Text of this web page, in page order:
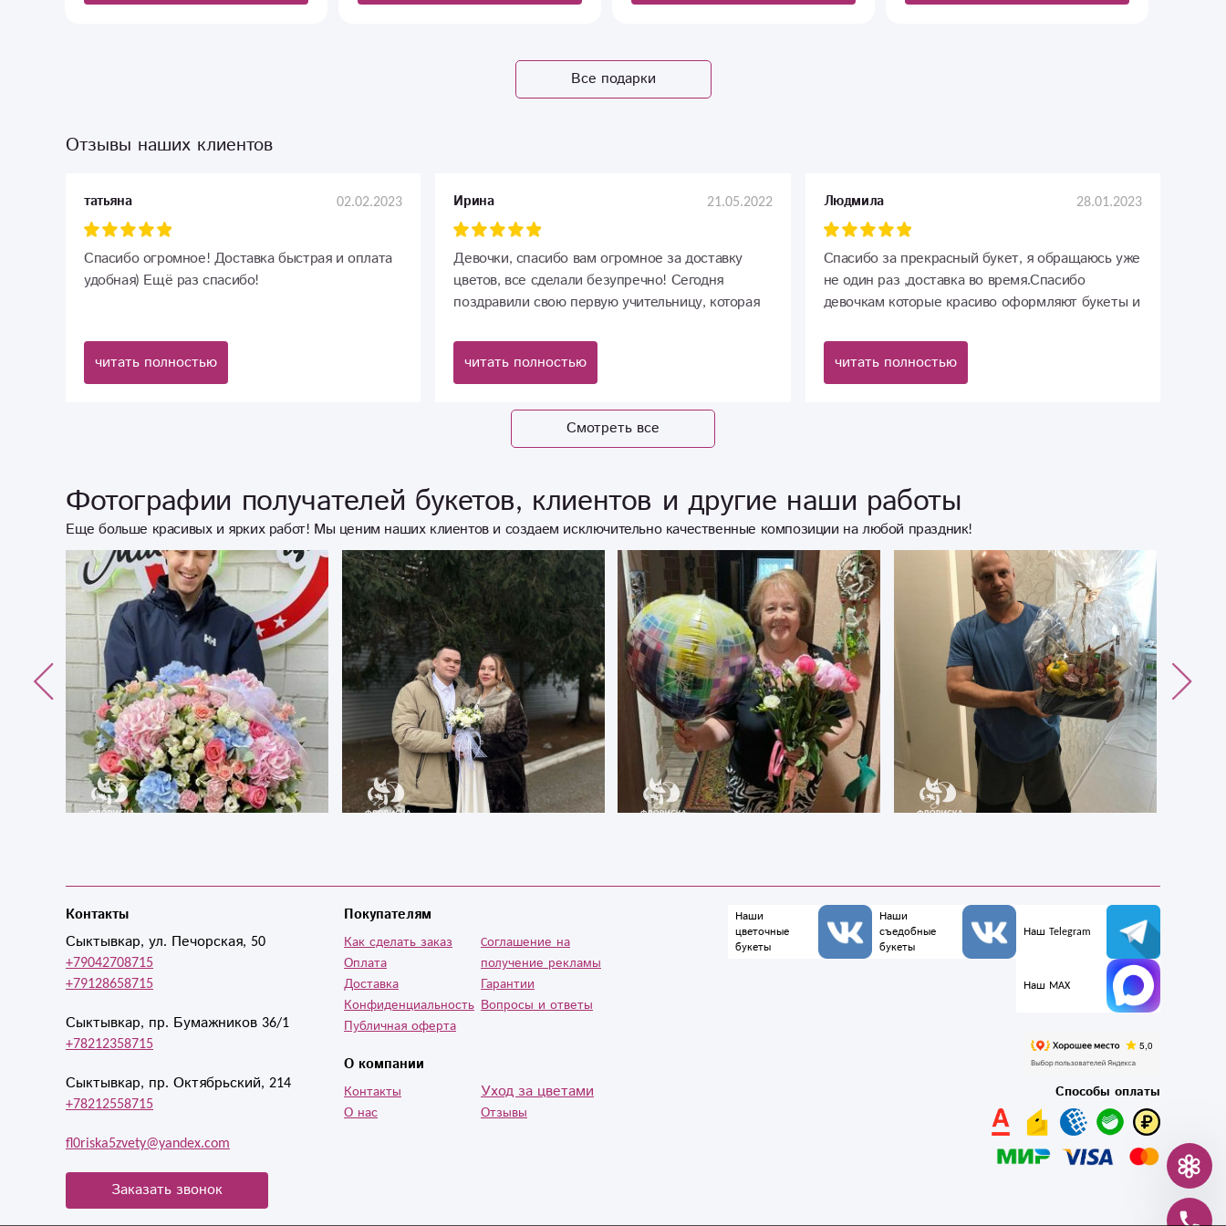
Все подарки
Отзывы наших клиентов
татьяна 02.02.2023
Спасибо огромное! Доставка быстрая и оплата
удобная) Ещё раз спасибо!
читать полностью
Ирина 21.05.2022
Девочки, спасибо вам огромное за доставку
цветов, все сделали безупречно! Сегодня
поздравили свою первую учительницу, которая
такая услуга, это очень выручает и лает
возможность сделать чуточку счастливей своих
родных и близких на расстоянии. Девчонки,
спасибо вам, удачи и хороших вам клиентов!
читать полностью
Людмила 28.01.2023
Спасибо за прекрасный букет, я обращаюсь уже
не один раз ,доставка во время.Спасибо
девочкам которые красиво оформляют букеты и
читать полностью
Смотреть все
Фотографии получателей букетов, клиентов и другие наши работы
Еще больше красивых и ярких работ! Мы ценим наших клиентов и создаем исключительно качественные композиции на любой праздник!
Контакты
Сыктывкар, ул. Печорская, 50
+79042708715
+79128658715
Сыктывкар, пр. Бумажников 36/1
+78212358715
Сыктывкар, пр. Октябрьский, 214
+78212558715
fl0riska5zvety@yandex.com
Заказать звонок
Покупателям
Как сделать заказ
Оплата
Доставка
Конфиденциальность
Публичная оферта
Cоглашение на
получение рекламы
Гарантии
Вопросы и ответы
О компании
Контакты
О нас
Уход за цветами
Отзывы
Наши
цветочные
букеты
Наши
съедобные
букеты
Наш Telegram
Наш MAX
Способы оплаты